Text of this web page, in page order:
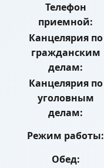
Телефон
приемной:
Канцелярия по
гражданским
делам:
Канцелярия по
уголовным
делам:
Режим работы:
Обед: